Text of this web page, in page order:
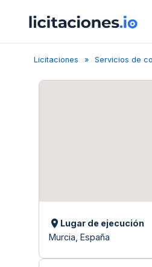
Licitaciones Servicios de
Lugar de ejecución
Murcia, España